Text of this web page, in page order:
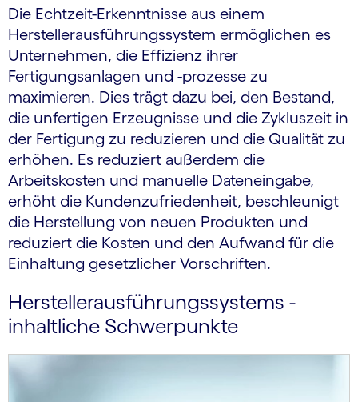
Die Echtzeit-Erkenntnisse aus einem
Herstellerausführungssystem ermöglichen es
Unternehmen, die Effizienz ihrer
Fertigungsanlagen und -prozesse zu
maximieren. Dies trägt dazu bei, den Bestand,
die unfertigen Erzeugnisse und die Zykluszeit in
der Fertigung zu reduzieren und die Qualität zu
erhöhen. Es reduziert außerdem die
Arbeitskosten und manuelle Dateneingabe,
erhöht die Kundenzufriedenheit, beschleunigt
die Herstellung von neuen Produkten und
reduziert die Kosten und den Aufwand für die
Einhaltung gesetzlicher Vorschriften.
Hersteller­ausführungs­systems -
inhaltliche Schwerpunkte